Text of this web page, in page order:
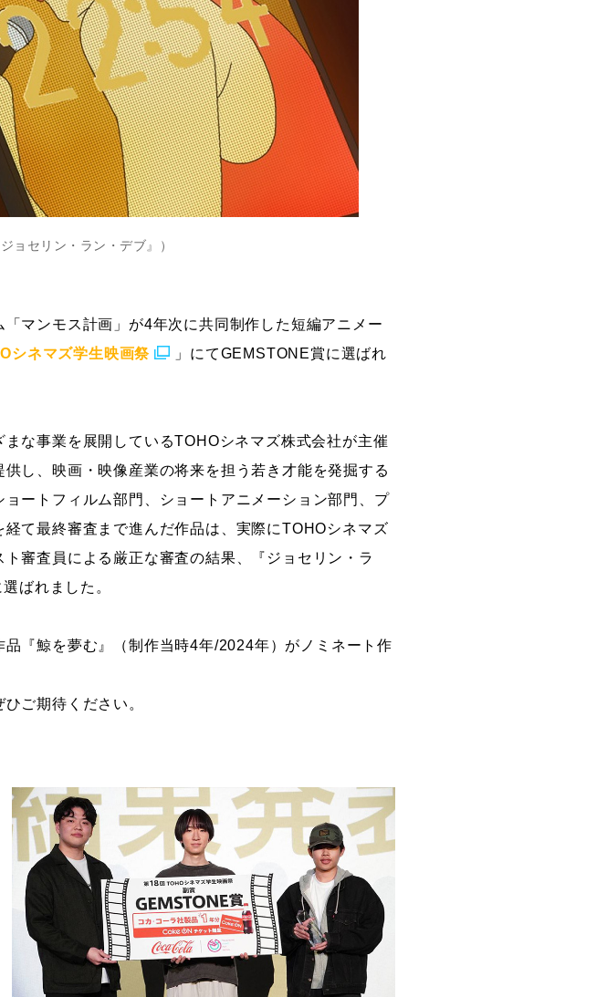
ョセリン・ラン・デブ』）
マンモス計画」が4年次に共同制作した短編アニメー
シネマズ学生映画祭
」にてGEMSTONE賞に選ばれ
な事業を展開しているTOHOシネマズ株式会社が主催
し、映画・映像産業の将来を担う若き才能を発掘する
ートフィルム部門、ショートアニメーション部門、プ
て最終審査まで進んだ作品は、実際にTOHOシネマズ
審査員による厳正な審査の結果、『ジョセリン・ラ
ばれました。
『鯨を夢む』（制作当時4年/2024年）がノミネート作
ご期待ください。